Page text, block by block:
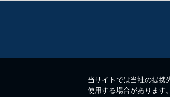
当サイトでは当社の提携
使用する場合があります